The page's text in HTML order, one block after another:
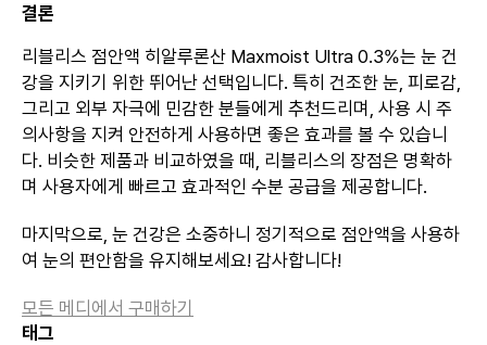
태그
결론
리블리스 점안액 히알루론산 Maxmoist Ultra 0.3%는 눈 건
강을 지키기 위한 뛰어난 선택입니다. 특히 건조한 눈, 피로감,
그리고 외부 자극에 민감한 분들에게 추천드리며, 사용 시 주
의사항을 지켜 안전하게 사용하면 좋은 효과를 볼 수 있습니
다. 비슷한 제품과 비교하였을 때, 리블리스의 장점은 명확하
며 사용자에게 빠르고 효과적인 수분 공급을 제공합니다.
마지막으로, 눈 건강은 소중하니 정기적으로 점안액을 사용하
여 눈의 편안함을 유지해보세요! 감사합니다!
모든 메디에서 구매하기